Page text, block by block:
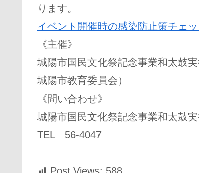
ります。
イベント開催時の感染防止策チェ
《主催》
城陽市国民文化祭記念事業和太鼓
城陽市教育委員会）
《問い合わせ》
城陽市国民文化祭記念事業和太鼓
TEL 56-4047